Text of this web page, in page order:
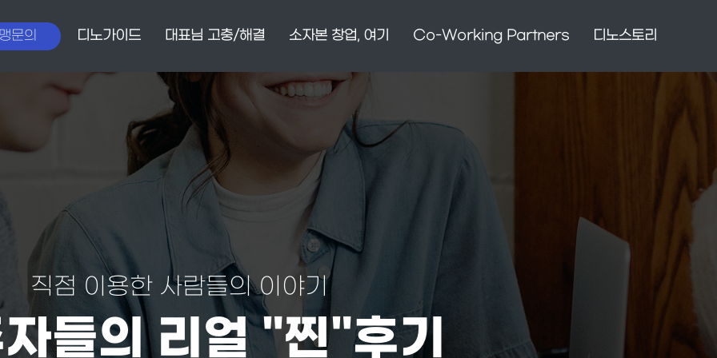
문의 디노가이드 대표님 고충/해결 소자본 창업, 여기 Co-Working Partners 디노스토리
직점 이용한 사람들의 이야기
들의 리얼 "찐"후기